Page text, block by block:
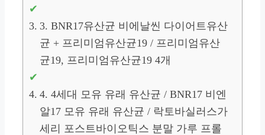
3. BNR17유산균 비에날씬 다이어트유산
균 + 프리미엄유산균19 / 프리미엄유산
균19, 프리미엄유산균19 4개
4. 4세대 모유 유래 유산균 / BNR17 비엔
알17 모유 유래 유산균 / 락토바실러스가
세리 포스트바이오틱스 분말 가루 프롤